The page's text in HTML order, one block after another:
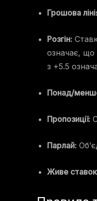
Грошова
Розгін:
означає, що
з +5.5
Понад/
Пропозиції:
Парлай:
Живе